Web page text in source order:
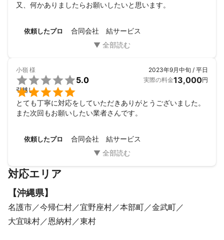
又、何かありましたらお願いしたいと思います。
依頼したプロ 合同会社 結サービス
小嶺 様


5.0
引越し
2023年9月中旬 / 平日
実際の料金13,000円
とても丁寧に対応をしていただきありがとうございました。
また次回もお願いしたい業者さんです。
依頼したプロ 合同会社 結サービス
対応エリア
【沖縄県】
名護市 今帰仁村 宜野座村 本部町
金武町
大宜味村
恩納村 東村